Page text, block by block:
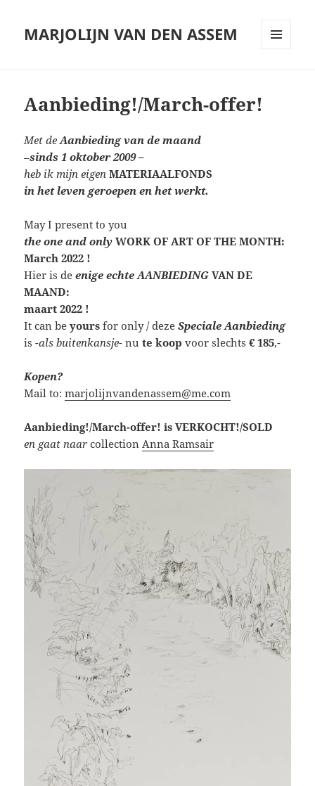
MARJOLIJN VAN DEN ASSEM
Aanbieding!/March-offer!
Met de Aanbieding van de maand
–sinds 1 oktober 2009–
heb ik mijn eigen MATERIAALFONDS
in het leven geroepen en het werkt.
May I present to you
the one and onlyWORK OF ART OF THE MONTH:
March 2022 !
Hier is deenige echte AANBIEDING VAN DE
MAAND:
maart 2022 !
It can beyours for only / dezeSpeciale Aanbieding
is-als buitenkansje-nute koopvoor slechts€ 185,-
Kopen?
Mail to:marjolijnvandenassem@me.com
Aanbieding!/March-offer! is VERKOCHT!/SOLD
en gaat naar collectionAnna Ramsair